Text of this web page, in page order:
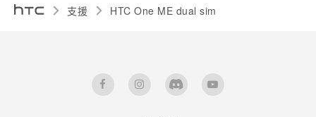
支援 HTC One ME dual sim‎